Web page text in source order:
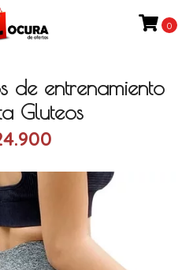
0
de entrenamiento
Gluteos